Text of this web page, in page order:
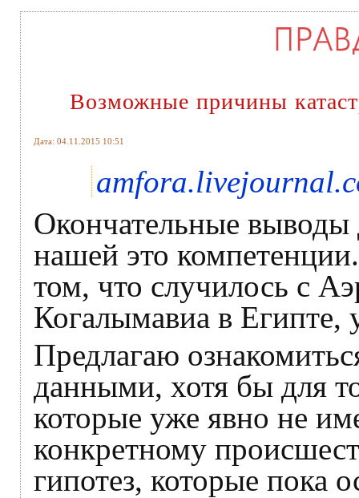
Возможные причины
Дата: 04.11.2015 10:51
Окончательные выводы
нашей это
том, что случилось с
Когалымавиа в Египте,
Предлагаю
данными, хотя бы для
которые уже явно не
конкретному
гипотез, которые пока